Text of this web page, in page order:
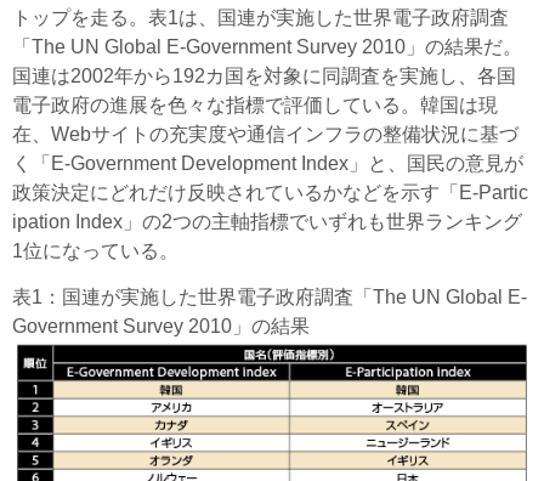
トップを走る。表1は、国連が実施した世界電子政府調査
「The UN Global E-Government Survey 2010」の結果だ。
国連は2002年から192カ国を対象に同調査を実施し、各国
電子政府の進展を色々な指標で評価している。韓国は現
在、Webサイトの充実度や通信インフラの整備状況に基づ
く「E-Government Development Index」と、国民の意見が
政策決定にどれだけ反映されているかなどを示す「E-Partic
ipation Index」の2つの主軸指標でいずれも世界ランキング
1位になっている。
表1：国連が実施した世界電子政府調査「The UN Global E-
Government Survey 2010」の結果